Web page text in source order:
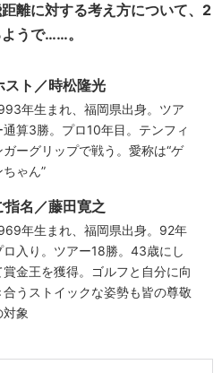
離に対する考え方について、2
うで……。
スト／時松隆光
年生まれ、福岡県出身。ツア
通算3勝。プロ10年目。テンフィ
ガーグリップで戦う。愛称は“ゲ
ちゃん”
指名／藤田寛之
年生まれ、福岡県出身。92年
ロ入り。ツアー18勝。43歳にし
賞金王を獲得。ゴルフと自分に向
合うストイックな姿勢も皆の尊敬
対象